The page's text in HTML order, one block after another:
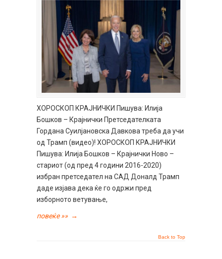
ХОРОСКОП КРАЈНИЧКИ Пишува: Илија
Бошков – Крајнички Претседателката
Гордана Суилјановска Давкова треба да учи
од Трамп (видео)! ХОРОСКОП КРАЈНИЧКИ
Пишува: Илија Бошков – Крајнички Ново –
стариот (од пред 4 години 2016-2020)
избран претседател на САД Доналд Трамп
даде изјава дека ќе го одржи пред
изборното ветување,
повеќе »» →
Back to Top